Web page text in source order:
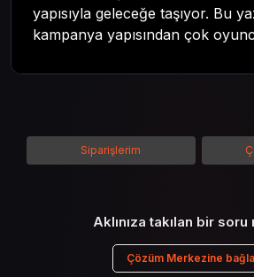
yapısıyla geleceğe taşıyor. Bu
kampanya yapısından çok
kadar her şeyi kapsamaya
içeriği boyunca Call of Duty
detaylarına inilecek ve steam
kullanımının avantajlarından da
Siparişlerim
Aklınıza takılan bir soru
Çözüm Merkezine